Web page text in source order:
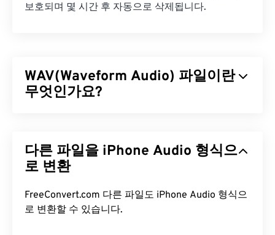
보호되며 몇 시간 후 자동으로 삭제됩니다.
WAV(Waveform Audio) 파일이란
무엇인가요?
IBM과 Windows가 RIFF(Resource Interchange File
Format)를개선한 결과물입니다. WAV 파일은
에서 사용하기에는 적합하지 않습니다. 하지만 음질
은 M4A와 MP3보다 뛰어납니다.
다른 파일을 iPhone Audio 형식으
로 변환
FreeConvert.com 다른 파일도 iPhone Audio 형식으
로 변환할 수 있습니다.